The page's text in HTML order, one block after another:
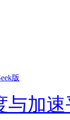
版
与加